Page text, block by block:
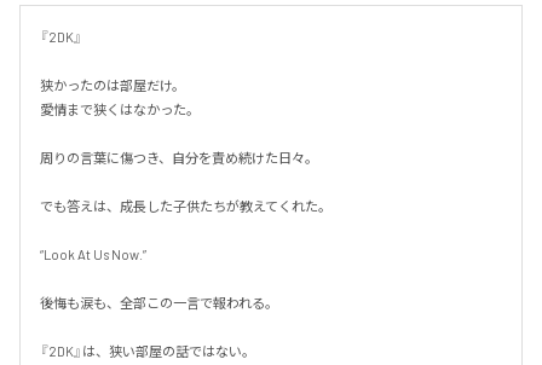
『2DK』
狭かったのは部屋だけ。
愛情まで狭くはなかった。
周りの言葉に傷つき、自分を責め続けた日々。
でも答えは、成長した子供たちが教えてくれた。
“Look At Us Now.”
後悔も涙も、全部この一言で報われる。
『2DK』は、狭い部屋の話ではない。